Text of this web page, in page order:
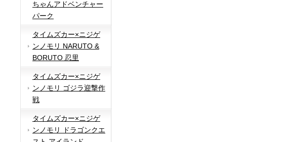
ちゃんアドベンチャー
パーク
タイムズカー×ニジゲ
ンノモリ NARUTO &
BORUTO 忍里
タイムズカー×ニジゲ
ンノモリ ゴジラ迎撃作
戦
タイムズカー×ニジゲ
ンノモリ ドラゴンクエ